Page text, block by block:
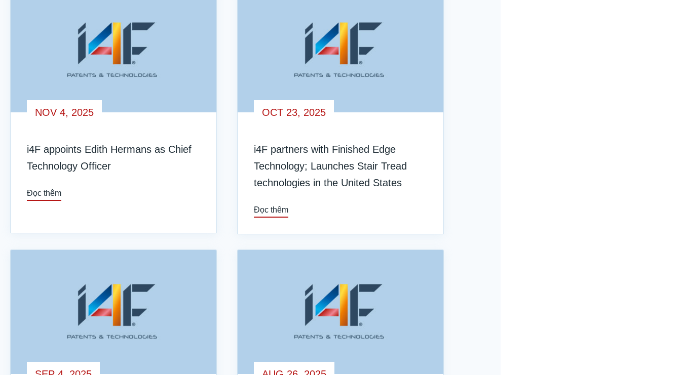
NOV 4, 2025
i4F appoints Edith Hermans as Chief
Technology Officer
Đọc thêm
OCT 23, 2025
i4F partners with Finished Edge
Technology; Launches Stair Tread
technologies in the United States
Đọc thêm